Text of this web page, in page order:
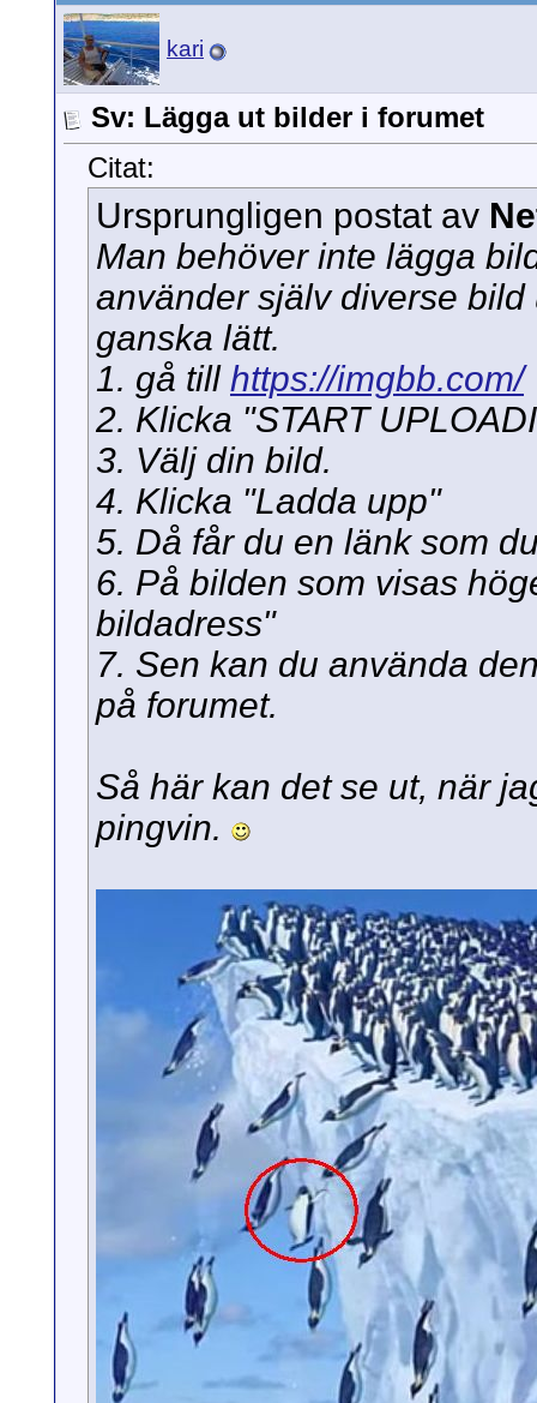
kari
Sv: Lägga ut bilder i forumet
Citat:
Ursprungligen postat av
Man behöver inte lägga
använder själv diverse
ganska lätt.
1. gå till https://imgbb.com/
2. Klicka "START
3. Välj din bild.
4. Klicka "Ladda upp"
5. Då får du en länk som
6. På bilden som visas
bildadress"
7. Sen kan du använda
på forumet.
Så här kan det se ut, när
pingvin.